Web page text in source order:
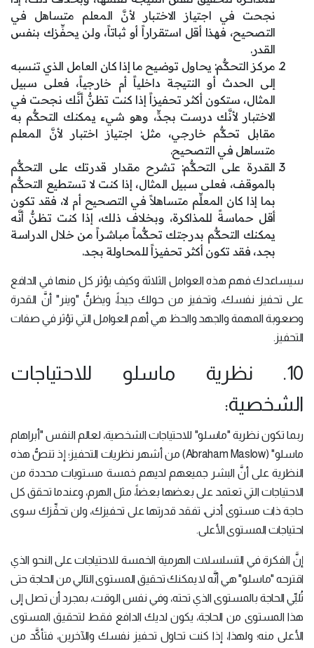
نجحت في اجتياز الاختبار لأنَّ المعلم متساهل في
التصحيح، فهذا أقل استقراراً أو ثباتاً، ولن يحفِّزك بنفس
القدر.
مركز التحكُّم: يحاول توضيح ما إذا كان العامل الذي تنسبه
إلى الحدث أو النتيجة داخلياً أم خارجياً، فعلى سبيل
المثال، ستكون أكثر تحفيزاً إذا كنت تظنُّ أنَّك نجحت في
الاختبار لأنَّك درست بجدٍّ، وهو شيء يمكنك التحكُّم به
مقابل تحكُّم خارجي، مثل: اجتياز اختبار لأنَّ المعلم
متساهل في التصحيح.
القدرة على التحكُّم: تشرح مقدار قدرتك على التحكُّم
بالموقف، فعلى سبيل المثال، إذا كنت لا تستطيع التحكُّم
بما إذا كان المعلِّم متساهلاً في التصحيح أم لا، فقد تكون
أقل حماسةً للمذاكرة، وبخلاف ذلك، إذا كنت تظنُّ أنَّه
يمكنك التحكُّم بدرجتك تحكُّماً مباشراً من خلال الدراسة
بجد، فقد تكون أكثر تحفيزاً للمحاولة بجد.
سيساعدك فهم هذه العوامل الثلاثة وكيف يؤثر كل منها في الدافع
على تحفيز نفسك، وتحفيز من حولك جيداً، ويظنُّ "وينر" أنَّ القدرة
وصعوبة المهمة والجهد والحظ هي أهم العوامل التي تؤثر في صفات
التحفيز.
10. نظرية ماسلو للاحتياجات
الشخصية:
ربما تكون نظرية "ماسلو" للاحتياجات الشخصية، لعالم النفس "أبراهام
ماسلو" (Abraham Maslow) من أشهر نظريات التحفيز؛ إذ تنصُّ هذه
النظرية على أنَّ البشر جميعهم لديهم خمسة مستويات محددة من
الاحتياجات التي تعتمد على بعضها بعضاً، مثل الهرم، وعندما تحقق كل
حاجة ذات مستوى أدنى، تفقد قدرتها على تحفيزك، ولن تحفِّزك سوى
احتياجات المستوى الأعلى.
إنَّ الفكرة في التسلسلات الهرمية الخمسة للاحتياجات على النحو الذي
اقترحه "ماسلو" هي أنَّه لا يمكنك تحقيق المستوى التالي من الحاجة حتى
تُلبِّي الحاجة بالمستوى الذي تحته، وفي نفس الوقت، بمجرد أن تصل إلى
هذا المستوى من الحاجة، يكون لديك الدافع فقط لتحقيق المستوى
الأعلى منه؛ ولهذا، إذا كنت تحاول تحفيز نفسك والآخرين، فتأكَّد من